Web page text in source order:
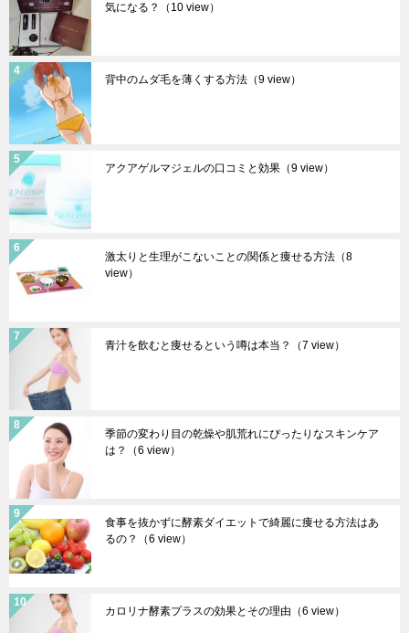
気になる？
（10 view）
背中のムダ毛を薄くする方法 （9 view）
アクアゲルマジェルの口コミと効果 （9 view）
激太りと生理がこないことの関係と痩せる方法 （8
view）
青汁を飲むと痩せるという噂は本当？ （7 view）
季節の変わり目の乾燥や肌荒れにぴったりなスキンケア
は？
（6 view）
食事を抜かずに酵素ダイエットで綺麗に痩せる方法はあ
るの？
（6 view）
カロリナ酵素プラスの効果とその理由 （6 view）